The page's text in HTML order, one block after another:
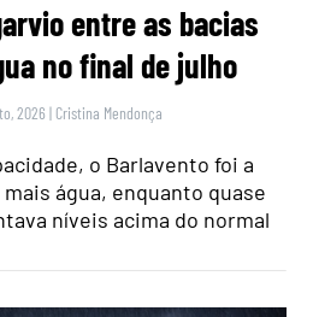
entre as bacias
no final de julho
2026 | Cristina Mendonça
o Barlavento foi a
água, enquanto quase
níveis acima do normal